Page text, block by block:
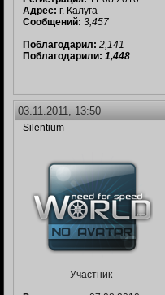
Адрес: г. Калуга
Сообщений: 3,457
Поблагодарил: 2,141
Поблагодарили: 1,448
03.11.2011, 13:50
Silentium
Участник